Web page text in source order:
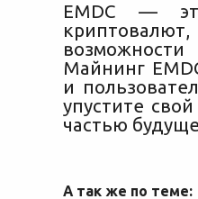
EMDC —
Майнинг
и
упустите
частью
А так же по теме: